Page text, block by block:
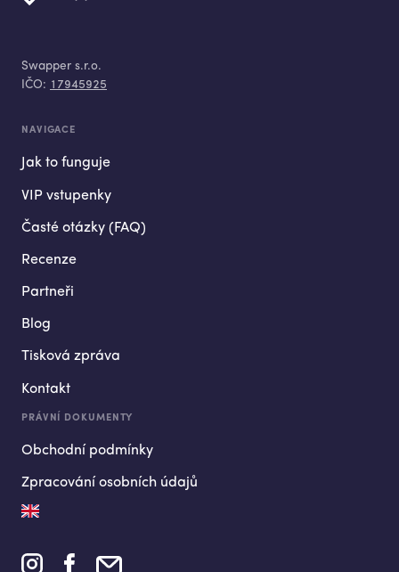
Swapper s.r.o.
IČO: 17945925
NAVIGACE
Jak to funguje
VIP vstupenky
Časté otázky (FAQ)
Recenze
Partneři
Blog
Tisková zpráva
Kontakt
PRÁVNÍ DOKUMENTY
Obchodní podmínky
Zpracování osobních údajů